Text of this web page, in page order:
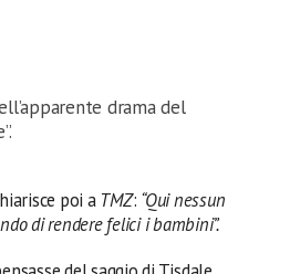
drama del
poi a TMZ: “Qui nessun
di rendere felici i bambini”.